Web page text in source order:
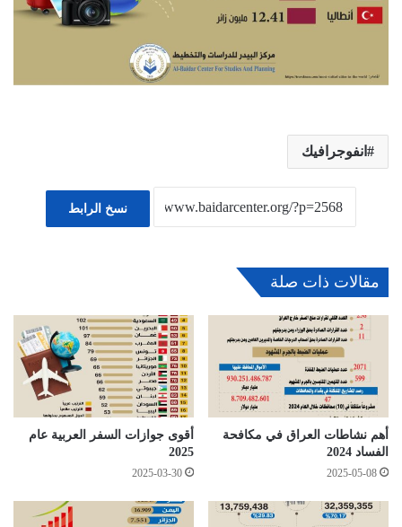
انفوجرافيك
نسخ الرابط
مقالات ذات صلة
أهم نشاطات العراق في مكافحة
الفساد 2024
2025-05-08
أقوى جوازات السفر العربية عام
2025
2025-03-30